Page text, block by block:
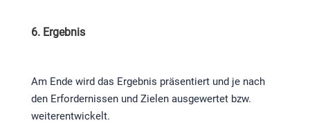
6. Ergebnis
Am Ende wird das Ergebnis präsentiert und je nach
den Erfordernissen und Zielen ausgewertet bzw.
weiterentwickelt.